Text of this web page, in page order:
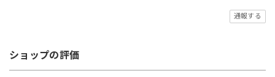
通報する
ショップの評価